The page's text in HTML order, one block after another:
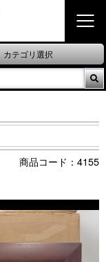
カテゴリ選択

4155